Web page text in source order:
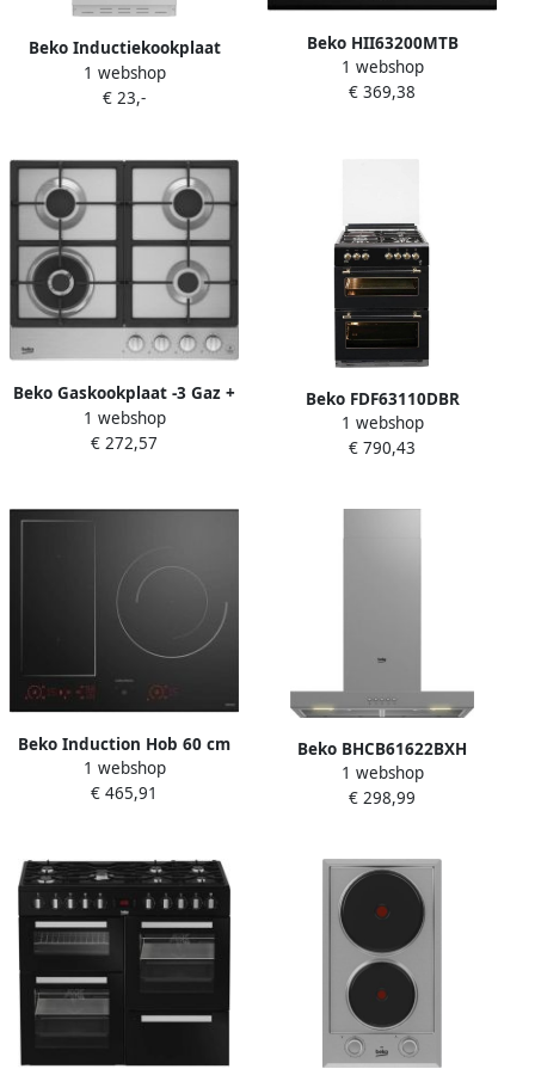
Beko Inductiekookplaat
FSM58301WC 3 branders 0
92 kwh cyclus 50cm
1 webshop
€ 23,-
Beko HII63200MTB
kookplaat Zwart
Ingebouwd 58 cm Zone van
1 webshop
€ 369,38
Beko Gaskookplaat -3 Gaz +
1 Wok L60 cm HIAW64325SX
1 webshop
€ 272,57
Beko FDF63110DBR
Gecombineerd gas
elektrisch fornuis 4 zones
1 webshop
€ 790,43
Beko Induction Hob 60 cm
Giei638370HF
1 webshop
€ 465,91
Beko BHCB61622BXH
afzuigkap Muurmontage
Roestvrijstaal 613 m³ uur B
1 webshop
€ 298,99